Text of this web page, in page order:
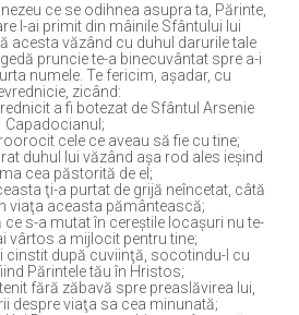
ce se odihnea asupra ta, Părinte,
l-ai primit din mâinile Sfântului lui
acesta văzând cu duhul darurile tale
pruncie te-a binecuvântat spre a-i
numele. Te fericim, aşadar, cu
zicând:
a fi botezat de Sfântul Arsenie
Capadocianul;
cele ce aveau să fie cu tine;
duhul lui văzând aşa rod ales ieşind
cea păstorită de el;
ţi-a purtat de grijă neîncetat, câtă
viaţa aceasta pământească;
s-a mutat în cereştile locaşuri nu te-
vârtos a mijlocit pentru tine;
cinstit după cuviinţă, socotindu-l cu
Părintele tău în Hristos;
fără zăbavă spre preaslăvirea lui,
despre viaţa sa cea minunată;